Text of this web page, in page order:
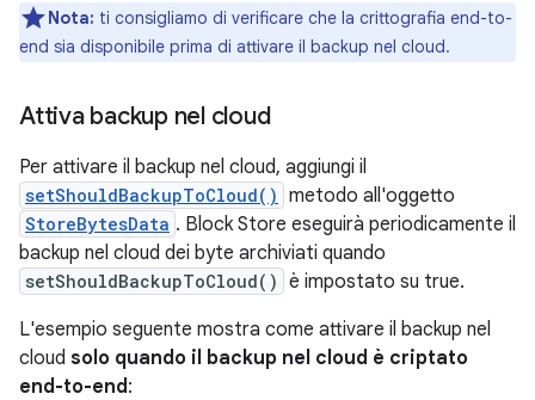
Nota: ti consigliamo di verificare che la crittografia end-to-
end sia disponibile prima di attivare il backup nel cloud.
Attiva backup nel cloud
Per attivare il backup nel cloud, aggiungi il
setShouldBackupToCloud() metodo all'oggetto
StoreBytesData . Block Store eseguirà periodicamente il
backup nel cloud dei byte archiviati quando
setShouldBackupToCloud() è impostato su true.
L'esempio seguente mostra come attivare il backup nel
cloud solo quando il backup nel cloud è criptato
end-to-end: